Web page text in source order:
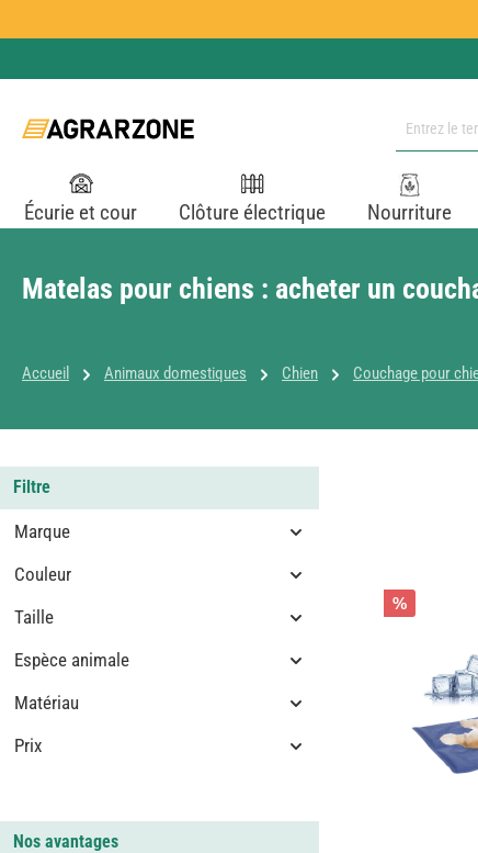
Écurie et cour Clôture électrique Nourriture
Matelas pour chiens : acheter un
Accueil Animaux domestiques Chien Couchage pour
Filtre
Marque
Couleur
Taille
Espèce animale
Matériau
Prix
Nos avantages
%